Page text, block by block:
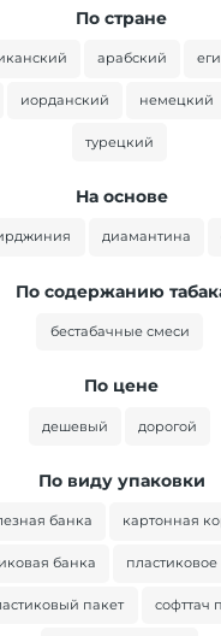
По стране
арабский
иорданский немецкий
турецкий
На основе
диамантина
По содержанию
бестабачные смеси
По цене
дешевый дорогой
По виду упаковки
банка картонная
банка
пакет софттач